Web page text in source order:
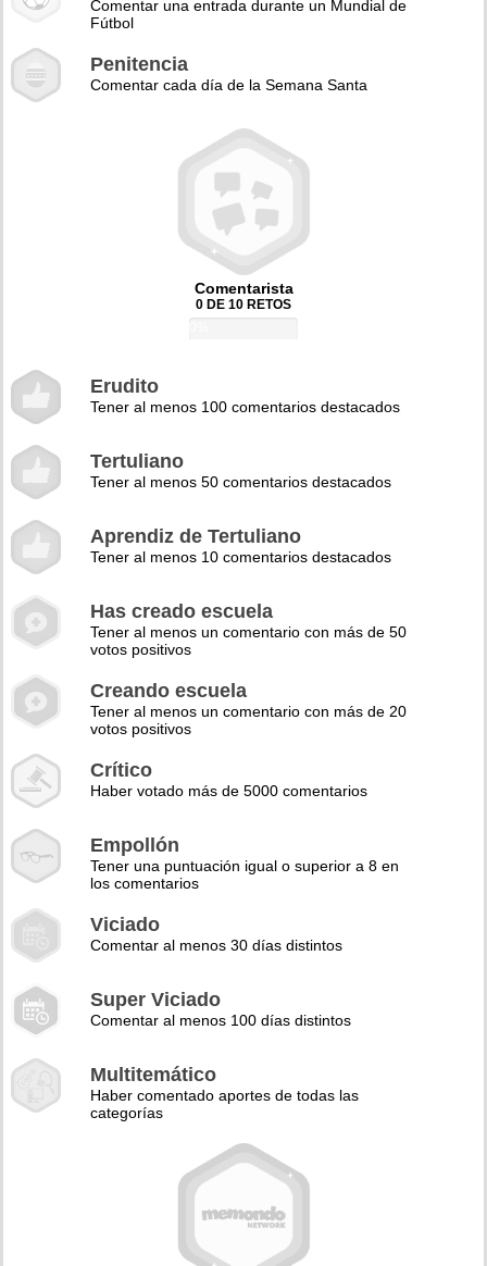
Comentar una entrada durante un Mundial de
Fútbol
Penitencia
Comentar cada día de la Semana Santa
Comentarista
0 DE 10 RETOS
Erudito
Tener al menos 100 comentarios destacados
Tertuliano
Tener al menos 50 comentarios destacados
Aprendiz de Tertuliano
Tener al menos 10 comentarios destacados
Has creado escuela
Tener al menos un comentario con más de 50
votos positivos
Creando escuela
Tener al menos un comentario con más de 20
votos positivos
Crítico
Haber votado más de 5000 comentarios
Empollón
Tener una puntuación igual o superior a 8 en
los comentarios
Viciado
Comentar al menos 30 días distintos
Super Viciado
Comentar al menos 100 días distintos
Multitemático
Haber comentado aportes de todas las
categorías